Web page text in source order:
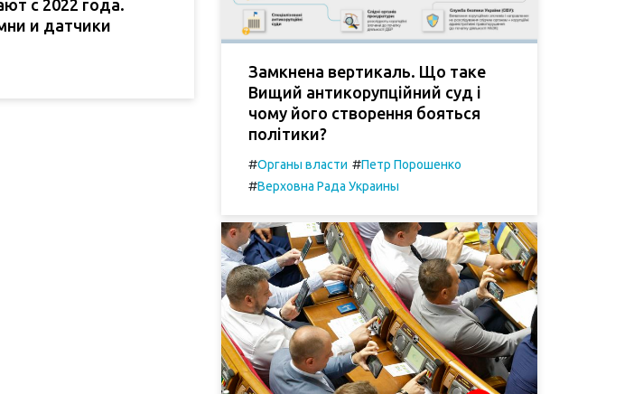
с 2022 года.
и датчики
Замкнена вертикаль. Що таке
Вищий антикорупційний суд і
чому його створення бояться
політики?
#Органы власти #Петр Порошенко
#Верховна Рада Украины